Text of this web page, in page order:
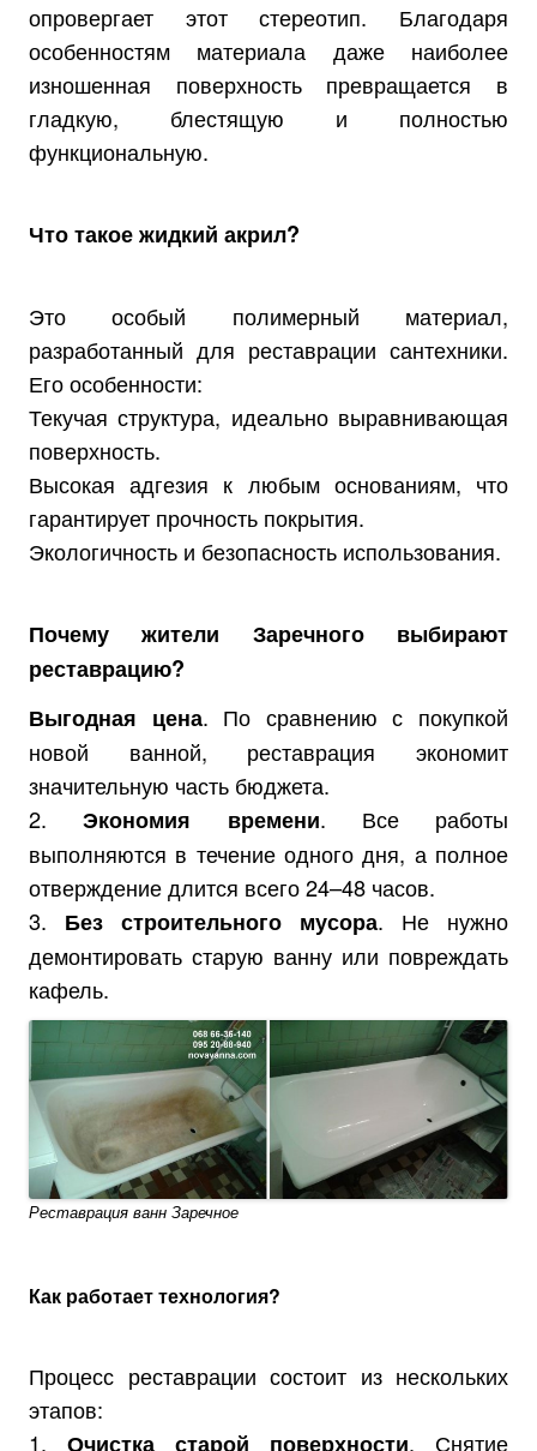
опровергает этот стереотип. Благодаря
особенностям материала даже наиболее
изношенная поверхность превращается в
гладкую, блестящую и полностью
функциональную.
Что такое жидкий акрил?
Это особый полимерный материал,
разработанный для реставрации сантехники.
Его особенности:
Текучая структура, идеально выравнивающая
поверхность.
Высокая адгезия к любым основаниям, что
гарантирует прочность покрытия.
Экологичность и безопасность использования.
Почему жители Заречного выбирают
реставрацию?
Выгодная цена. По сравнению с покупкой
новой ванной, реставрация экономит
значительную часть бюджета.
2.Экономия времени. Все работы
выполняются в течение одного дня, а полное
отверждение длится всего 24–48 часов.
3. Без строительного мусора. Не нужно
демонтировать старую ванну или повреждать
кафель.
Реставрация ванн Заречное
Как работает технология?
Процесс реставрации состоит из нескольких
этапов:
1. Очистка старой поверхности. Снятие